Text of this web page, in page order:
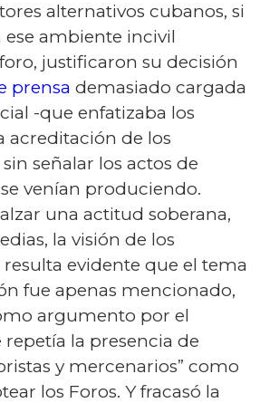
alternativos cubanos, si
ambiente incivil
justificaron su decisión
prensa demasiado cargada
-que enfatizaba los
acreditación de los
señalar los actos de
venían produciendo.
una actitud soberana,
la visión de los
resulta evidente que el tema
fue apenas mencionado,
argumento por el
la presencia de
y mercenarios” como
los Foros. Y fracasó la